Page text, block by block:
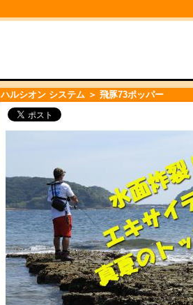
ハルシオン システム ＞ 飛豚73ポッパー